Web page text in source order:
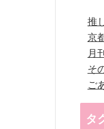
推
京
月
そ
ご
タ